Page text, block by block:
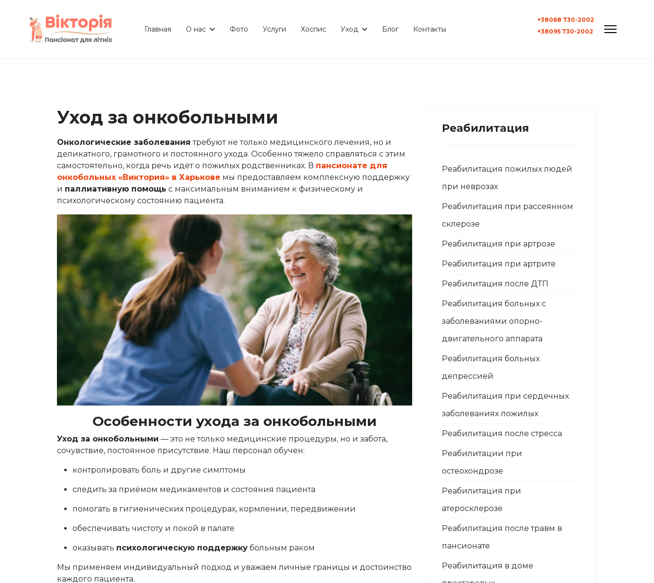
Главная О нас Фото Услуги Хоспис Уход Блог Контакты
+38068 730-2002
+38095 730-2002
Уход за онкобольными
Онкологические заболевания требуют не только медицинского лечения, но и
деликатного, грамотного и постоянного ухода. Особенно тяжело справляться с этим
самостоятельно, когда речь идёт о пожилых родственниках. В пансионате для
онкобольных «Виктория» в Харькове мы предоставляем комплексную поддержку
и паллиативную помощь с максимальным вниманием к физическому и
психологическому состоянию пациента.
Особенности ухода за онкобольными
Уход за онкобольными — это не только медицинские процедуры, но и забота,
сочувствие, постоянное присутствие. Наш персонал обучен:
контролировать боль и другие симптомы
следить за приёмом медикаментов и состояния пациента
помогать в гигиенических процедурах, кормлении, передвижении
обеспечивать чистоту и покой в палате
оказывать психологическую поддержку больным раком
Мы применяем индивидуальный подход и уважаем личные границы и достоинство
каждого пациента.
Реабилитация
Реабилитация пожилых людей
при неврозах
Реабилитация при рассеянном
склерозе
Реабилитация при артрозе
Реабилитация при артрите
Реабилитация после ДТП
Реабилитация больных с
заболеваниями опорно-
двигательного аппарата
Реабилитация больных
депрессией
Реабилитация при сердечных
заболеваниях пожилых
Реабилитация после стресса
Реабилитации при
остеохондрозе
Реабилитация при
атеросклерозе
Реабилитация после травм в
пансионате
Реабилитация в доме